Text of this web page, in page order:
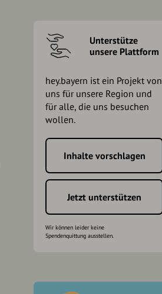
Unterstütze
unsere Plattform
hey.bayern ist ein Projekt von
uns für unsere Region und
für alle, die uns besuchen
wollen.
Inhalte vorschlagen
Jetzt unterstützen
Wir können leider keine
Spendenquittung ausstellen.